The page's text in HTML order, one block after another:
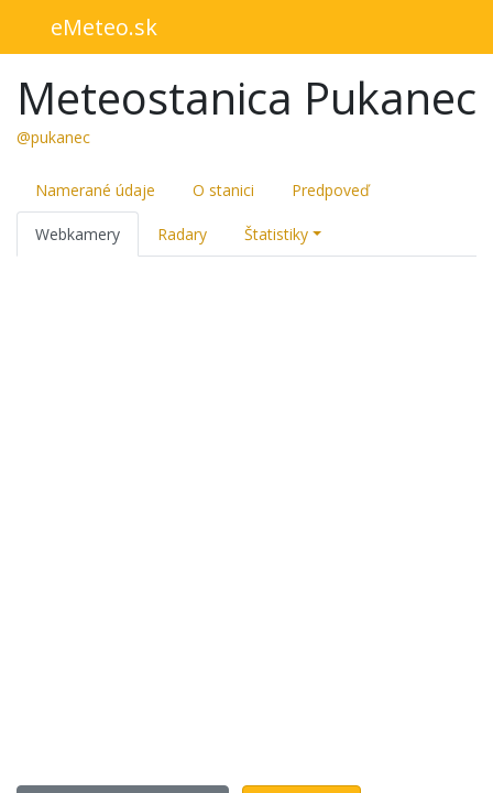
eMeteo.sk
Meteostanica Pukanec
@pukanec
Namerané údaje O stanici Predpoveď
Webkamery Radary Štatistiky